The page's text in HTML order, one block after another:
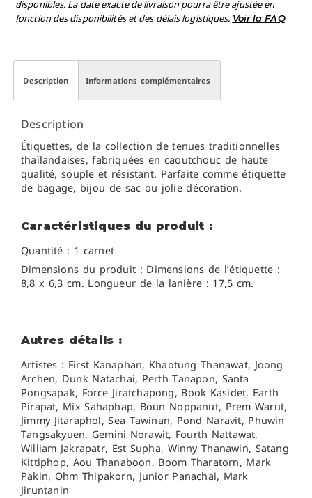
disponibles. La date exacte de livraison pourra être ajustée en
fonction des disponibilités et des délais logistiques. Voir la FAQ
Description Informations complémentaires
Description
Étiquettes, de la collection de tenues traditionnelles
thaïlandaises, fabriquées en caoutchouc de haute
qualité, souple et résistant. Parfaite comme étiquette
de bagage, bijou de sac ou jolie décoration.
Caractéristiques du produit :
Quantité : 1 carnet
Dimensions du produit : Dimensions de l’étiquette :
8,8 x 6,3 cm. Longueur de la lanière : 17,5 cm.
Autres détails :
Artistes : First Kanaphan, Khaotung Thanawat, Joong
Archen, Dunk Natachai, Perth Tanapon, Santa
Pongsapak, Force Jiratchapong, Book Kasidet, Earth
Pirapat, Mix Sahaphap, Boun Noppanut, Prem Warut,
Jimmy Jitaraphol, Sea Tawinan, Pond Naravit, Phuwin
Tangsakyuen, Gemini Norawit, Fourth Nattawat,
William Jakrapatr, Est Supha, Winny Thanawin, Satang
Kittiphop, Aou Thanaboon, Boom Tharatorn, Mark
Pakin, Ohm Thipakorn, Junior Panachai, Mark
Jiruntanin